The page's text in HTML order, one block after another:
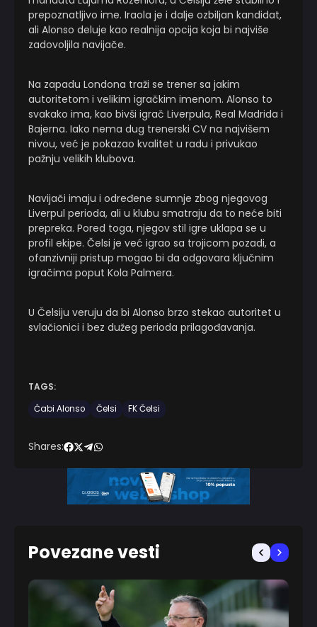
prepoznatljivo ime. Iraola je i dalje ozbiljan kandidat,
ali Alonso deluje kao realnija opcija koja bi najviše
zadovoljila navijače.
Na zapadu Londona traži se trener sa jakim
autoritetom i velikim igračkim imenom. Alonso to
svakako ima, kao bivši igrač Liverpula, Real Madrida i
Bajerna. Iako nema dug trenerski CV na najvišem
nivou, već je pokazao kvalitet u radu i privukao
pažnju velikih klubova.
Navijači imaju i određene sumnje zbog njegovog
Liverpul perioda, ali u klubu smatraju da to neće biti
prepreka. Pored toga, njegov stil igre uklapa se u
profil ekipe. Čelsi je već igrao sa trojicom pozadi, a
ofanzivniji pristup mogao bi da odgovara ključnim
igračima poput Kola Palmera.
U Čelsiju veruju da bi Alonso brzo stekao autoritet u
svlačionici i bez dužeg perioda prilagođavanja.
TAGS:
Ćabi Alonso
Čelsi FK Čelsi
Shares:
Povezane vesti